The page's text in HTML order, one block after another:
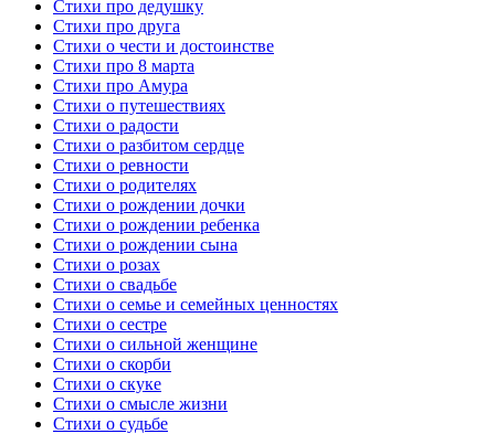
Стихи про дедушку
Стихи про друга
Стихи о чести и достоинстве
Стихи про 8 марта
Стихи про Амура
Стихи о путешествиях
Стихи о радости
Стихи о разбитом сердце
Стихи о ревности
Стихи о родителях
Стихи о рождении дочки
Стихи о рождении ребенка
Стихи о рождении сына
Стихи о розах
Стихи о свадьбе
Стихи о семье и семейных ценностях
Стихи о сестре
Стихи о сильной женщине
Стихи о скорби
Стихи о скуке
Стихи о смысле жизни
Стихи о судьбе